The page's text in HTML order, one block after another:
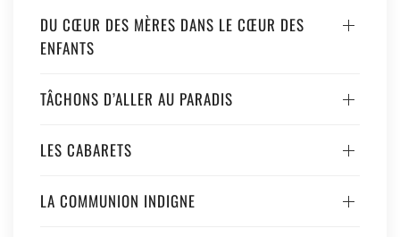
DU CŒUR DES MÈRES DANS LE CŒUR DES
ENFANTS
TÂCHONS D’ALLER AU PARADIS
LES CABARETS
LA COMMUNION INDIGNE